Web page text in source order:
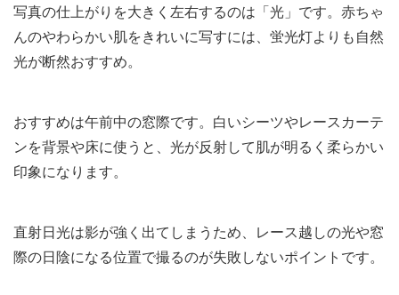
写真の仕上がりを大きく左右するのは「光」です。赤ちゃ
んのやわらかい肌をきれいに写すには、蛍光灯よりも自然
光が断然おすすめ。
おすすめは午前中の窓際です。白いシーツやレースカーテ
ンを背景や床に使うと、光が反射して肌が明るく柔らかい
印象になります。
直射日光は影が強く出てしまうため、レース越しの光や窓
際の日陰になる位置で撮るのが失敗しないポイントです。